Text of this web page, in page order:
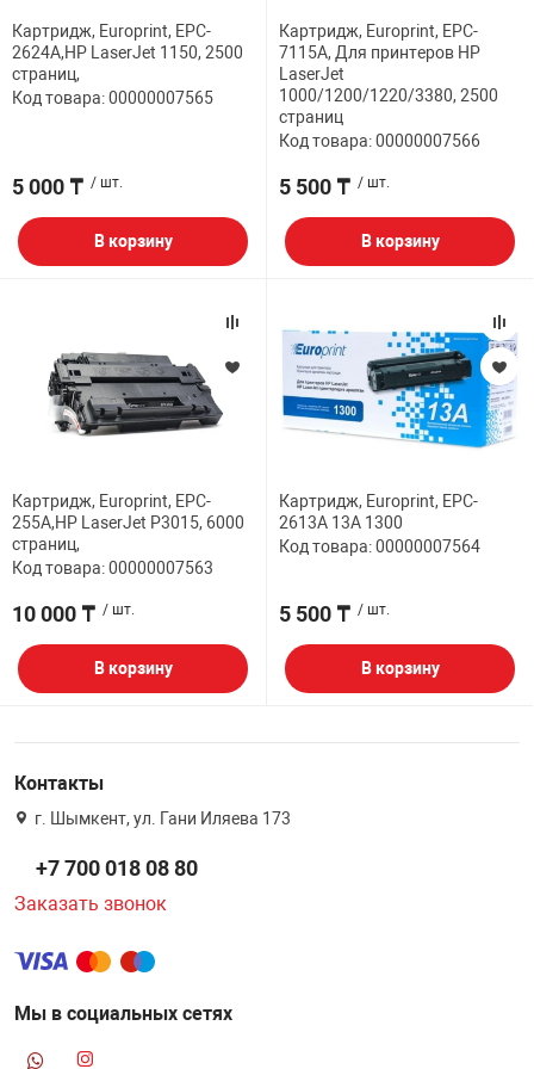
PCI АДАПТЕРЫ
USB
USB ХАБЫ
CARD RIDER
CD-DVD ДИСКИ
ДОМА
ТЕХНИКА
Картридж, Europrint, EPC-
2624A,HP LaserJet 1150, 2500
страниц,
Код товара: 00000007565
5 000 ₸ / шт.
В корзину
Картридж, Europrint, EPC-
7115A, Для принтеров HP
LaserJet
1000/1200/1220/3380, 2500
страниц
Код товара: 00000007566
5 500 ₸ / шт.
В корзину
Картридж, Europrint, EPC-
255A,HP LaserJet P3015, 6000
страниц,
Код товара: 00000007563
10 000 ₸ / шт.
В корзину
Картридж, Europrint, EPC-
2613A 13A 1300
Код товара: 00000007564
5 500 ₸ / шт.
В корзину
Контакты
г. Шымкент, ул. Гани Иляева 173
+7 700 018 08 80
Заказать звонок
Мы в социальных сетях